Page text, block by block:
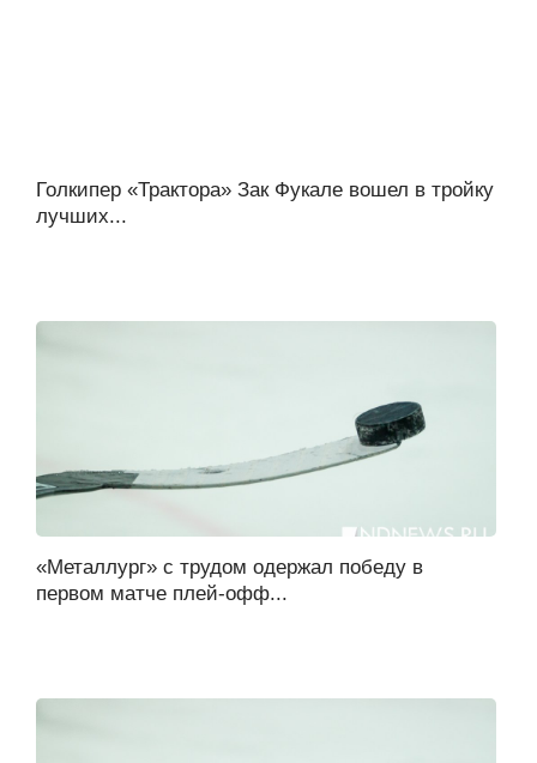
Голкипер «Трактора» Зак Фукале вошел в тройку
лучших...
«Металлург» с трудом одержал победу в
первом матче плей-офф...